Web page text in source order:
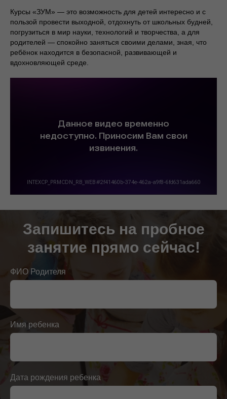
Курсы «ЗУМ» — это возможность для детей интересно и с
пользой провести выходной, отдохнуть от школьных будней,
погрузиться в мир науки, технологий и творчества, а для
родителей — спокойно заняться своими делами, зная, что
ребёнок находится в безопасной, развивающей и
вдохновляющей среде.
Запишитесь на пробное
занятие прямо сейчас!
ФИО Родителя
Имя ребенка
Дата рождения ребенка